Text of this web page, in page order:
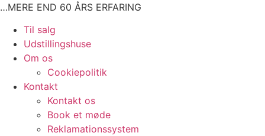
Videre
indhold
…MERE END 60 ÅRS ERFARING
Main
Menu
Til salg
Udstillingshuse
Om os
Cookiepolitik
Kontakt
Kontakt os
Book et møde
Reklamationssystem